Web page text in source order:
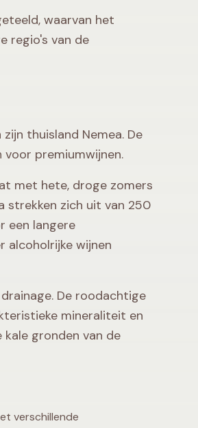
waarvan het
regio's van de
thuisland Nemea. De
premiumwijnen.
met hete, droge zomers
strekken zich uit van 250
een langere
alcoholrijke wijnen
De roodachtige
mineraliteit en
gronden van de
verschillende